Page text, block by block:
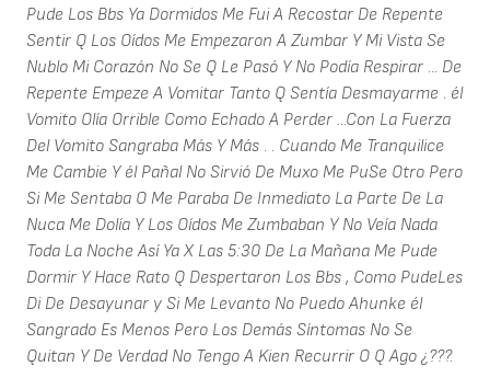
Pude Los Bbs Ya Dormidos Me Fui A Recostar De Repente
Sentir Q Los Oídos Me Empezaron A Zumbar Y Mi Vista Se
Nublo Mi Corazón No Se Q Le Pasó Y No Podía Respirar ... De
Repente Empeze A Vomitar Tanto Q Sentía Desmayarme . él
Vomito Olía Orrible Como Echado A Perder ...Con La Fuerza
Del Vomito Sangraba Más Y Más . . Cuando Me Tranquilice
Me Cambie Y él Pañal No Sirvió De Muxo Me PuSe Otro Pero
Si Me Sentaba O Me Paraba De Inmediato La Parte De La
Nuca Me Dolía Y Los Oídos Me Zumbaban Y No Veía Nada
Toda La Noche Así Ya X Las 5:30 De La Mañana Me Pude
Dormir Y Hace Rato Q Despertaron Los Bbs , Como PudeLes
Di De Desayunar y Si Me Levanto No Puedo Ahunke él
Sangrado Es Menos Pero Los Demás Síntomas No Se
Quitan Y De Verdad No Tengo A Kien Recurrir O Q Ago ¿???.